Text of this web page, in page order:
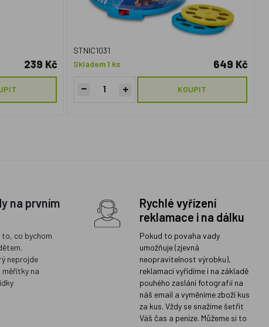
239 Kč
STNIC1031
Skladem 1 ks
649 Kč
KOUPIT
na prvním
co bychom
neprojde
měřítky na
Rychlé vyřízení
reklamace i na dálku
Pokud to povaha vady
umožňuje (zjevná
neopravitelnost výrobku),
reklamaci vyřídíme i na základě
pouhého zaslání fotografií na
náš email a vyměníme zboží kus
za kus. Vždy se snažíme šetřit
Váš čas a peníze. Můžeme si to